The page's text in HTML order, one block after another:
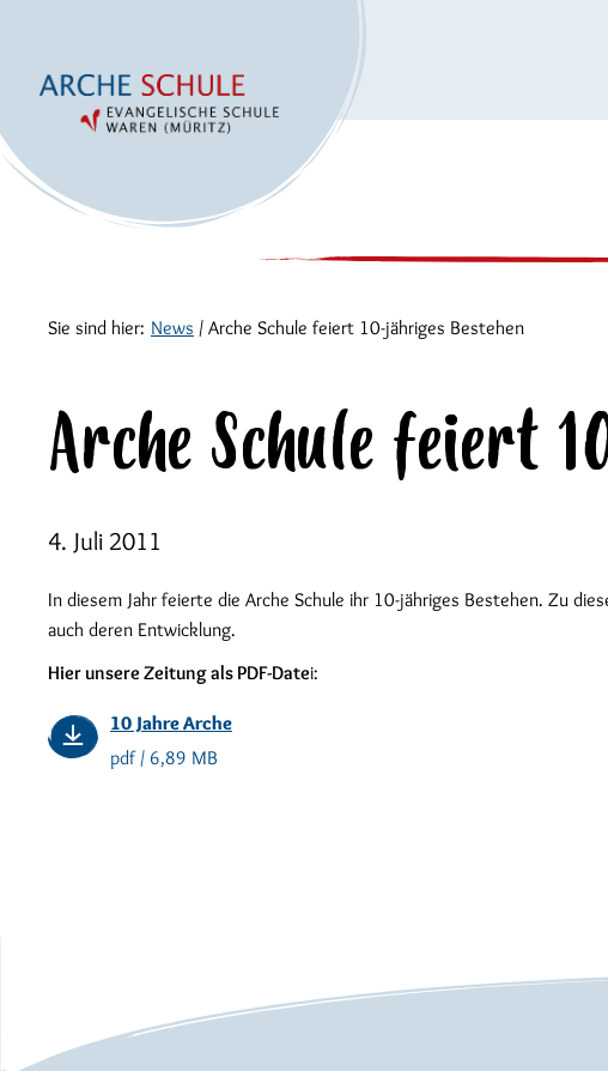
Sie sind hier: News / Arche Schule feiert 10-jähriges Bestehen
Arche Schule feiert
4. Juli 2011
In diesem Jahr feierte die Arche Schule ihr 10-jähriges Bestehen. Zu
auch deren Entwicklung.
Hier unsere Zeitung als PDF-Datei:
10 Jahre Arche
pdf / 6,89 MB